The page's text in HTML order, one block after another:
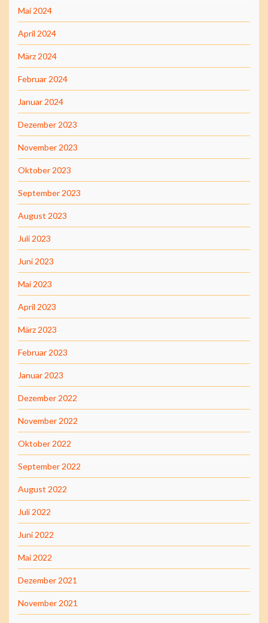
Mai 2024
April 2024
März 2024
Februar 2024
Januar 2024
Dezember 2023
November 2023
Oktober 2023
September 2023
August 2023
Juli 2023
Juni 2023
Mai 2023
April 2023
März 2023
Februar 2023
Januar 2023
Dezember 2022
November 2022
Oktober 2022
September 2022
August 2022
Juli 2022
Juni 2022
Mai 2022
Dezember 2021
November 2021